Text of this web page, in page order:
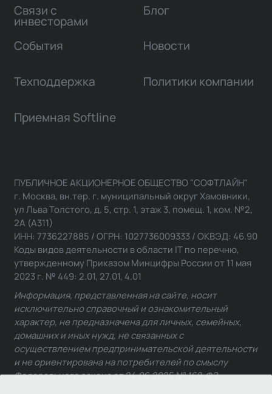
Связи с
инвесторами
Блог
События Новости
Техподдержка Политики компании
Приемная Softline
ПУБЛИЧНОЕ АКЦИОНЕРНОЕ ОБЩЕСТВО "СОФТЛАЙН"
г. Москва, вн.тер. г. муниципальный округ Хамовники,
ул Льва Толстого, д. 5, стр. 1, этаж 3, помещ. 1, ком. №2,
2А (А311)
ИНН: 7736227885 / ОГРН: 1027736009333 / ОКВЭД: 46.90
Коды видов деятельности в области IT по перечню,
утвержденному Приказом Минцифры России от 11 мая
2023 г. № 449: 2.01, 27.01, 4.01
Информация, представленная на сайте, носит
исключительно справочный и ознакомительный
характер, не предназначена для личных, семейных,
домашних и иных нужд, не связанных с
осуществлением предпринимательской деятельности
и не ориентирована на потребителей по смыслу
Федерального закона от 24.06.2025 № 168-ФЗ.